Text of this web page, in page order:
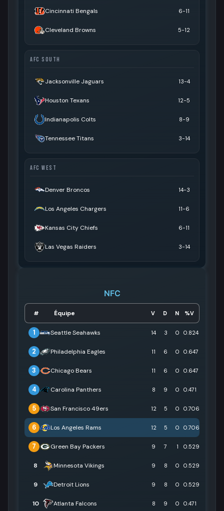
Cincinnati Bengals 6-11
Cleveland Browns 5-12
AFC SOUTH
Jacksonville Jaguars 13-4
Houston Texans 12-5
Indianapolis Colts 8-9
Tennessee Titans 3-14
AFC WEST
Denver Broncos 14-3
Los Angeles Chargers 11-6
Kansas City Chiefs 6-11
Las Vegas Raiders 3-14
NFC
# Équipe V D N %V
1 Seattle Seahawks 14 3 0 0.824
2 Philadelphia Eagles 11 6 0 0.647
3 Chicago Bears 11 6 0 0.647
4 Carolina Panthers 8 9 0 0.471
5 San Francisco 49ers 12 5 0 0.706
6 Los Angeles Rams 12 5 0 0.706
7 Green Bay Packers 9 7 1 0.529
8 Minnesota Vikings 9 8 0 0.529
9 Detroit Lions 9 8 0 0.529
10 Atlanta Falcons 8 9 0 0.471